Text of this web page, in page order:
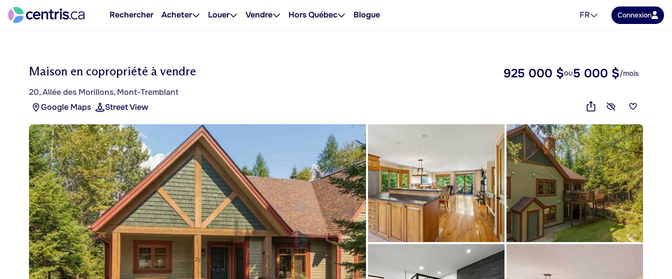
Rechercher Acheter Louer Vendre Hors Québec Blogue FR Connexion
Maison en copropriété à vendre
20, Allée des Morillons, Mont-Tremblant
Google Maps
Street View
925 000 $ou5 000 $/mois